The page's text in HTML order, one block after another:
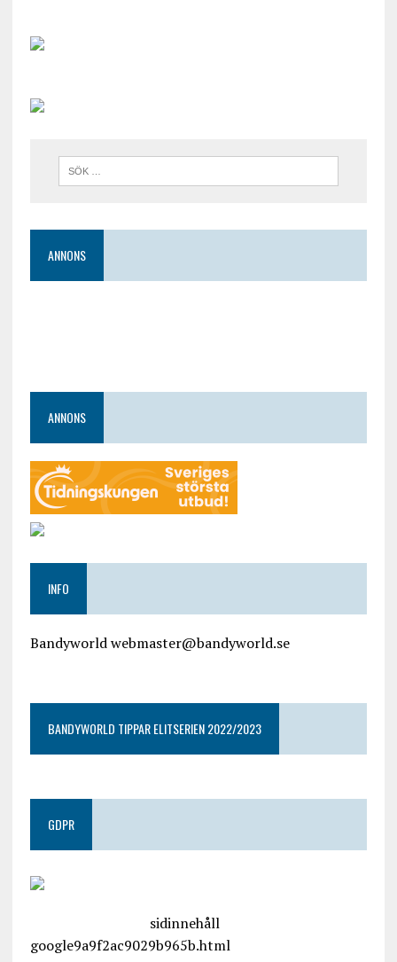
ANNONS
ANNONS
INFO
Bandyworld webmaster@bandyworld.se
BANDYWORLD TIPPAR ELITSERIEN 2022/2023
GDPR
sidinnehåll
google9a9f2ac9029b965b.html